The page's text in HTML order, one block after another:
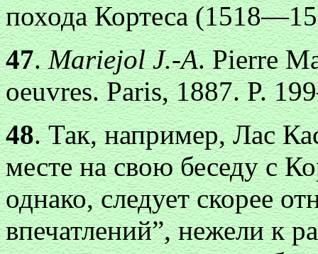
похода Кортеса
47.Mariejol J.-A. Pierre
oeuvres. Paris, 1887. P.
48. Так, например, Лас
месте на свою беседу с
однако, следует скорее
впечатлений”, нежели к